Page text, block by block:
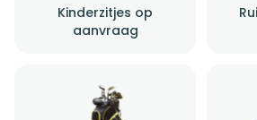
Kinderzitjes op
aanvraag